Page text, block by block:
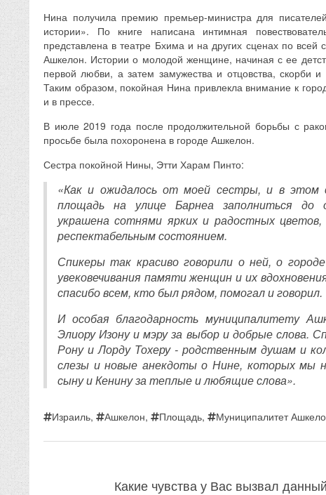
Нина получила премию премьер-министра для
истории». По книге написана интимная
представлена ​​в театре Бхима и на других сценах по всей
Ашкелон. Истории о молодой женщине, начиная с ее
первой любви, а затем замужества и отцовства, скорби
Таким образом, покойная Нина привлекла внимание к
и в прессе.
В июле 2019 года после продолжительной борьбы с
просьбе была похоронена в городе Ашкелон.
Сестра покойной Нины, Этти Харам Пинто:
«Как и ожидалось от моей сестры, и в этом
площадь на улице Барнеа заполниться до
украшена сотнями ярких и радостных
респектабельным состоянием.
Спикеры так красиво говорили о ней, о
увековечивания памяти женщин и их
спасибо всем, кто был рядом, помогал и говорил.
И особая благодарность муниципалитету
Элиору Изону и мэру за выбор и добрые слова.
Рону и Лорду Тохеру - родственным душам и
слезы и новые анекдоты о Нине, которых мы
сыну и Кенину за теплые и любящие слова».
Израиль, Ашкелон, Площадь, Муниципалитет
Какие чувства у Вас вызвал